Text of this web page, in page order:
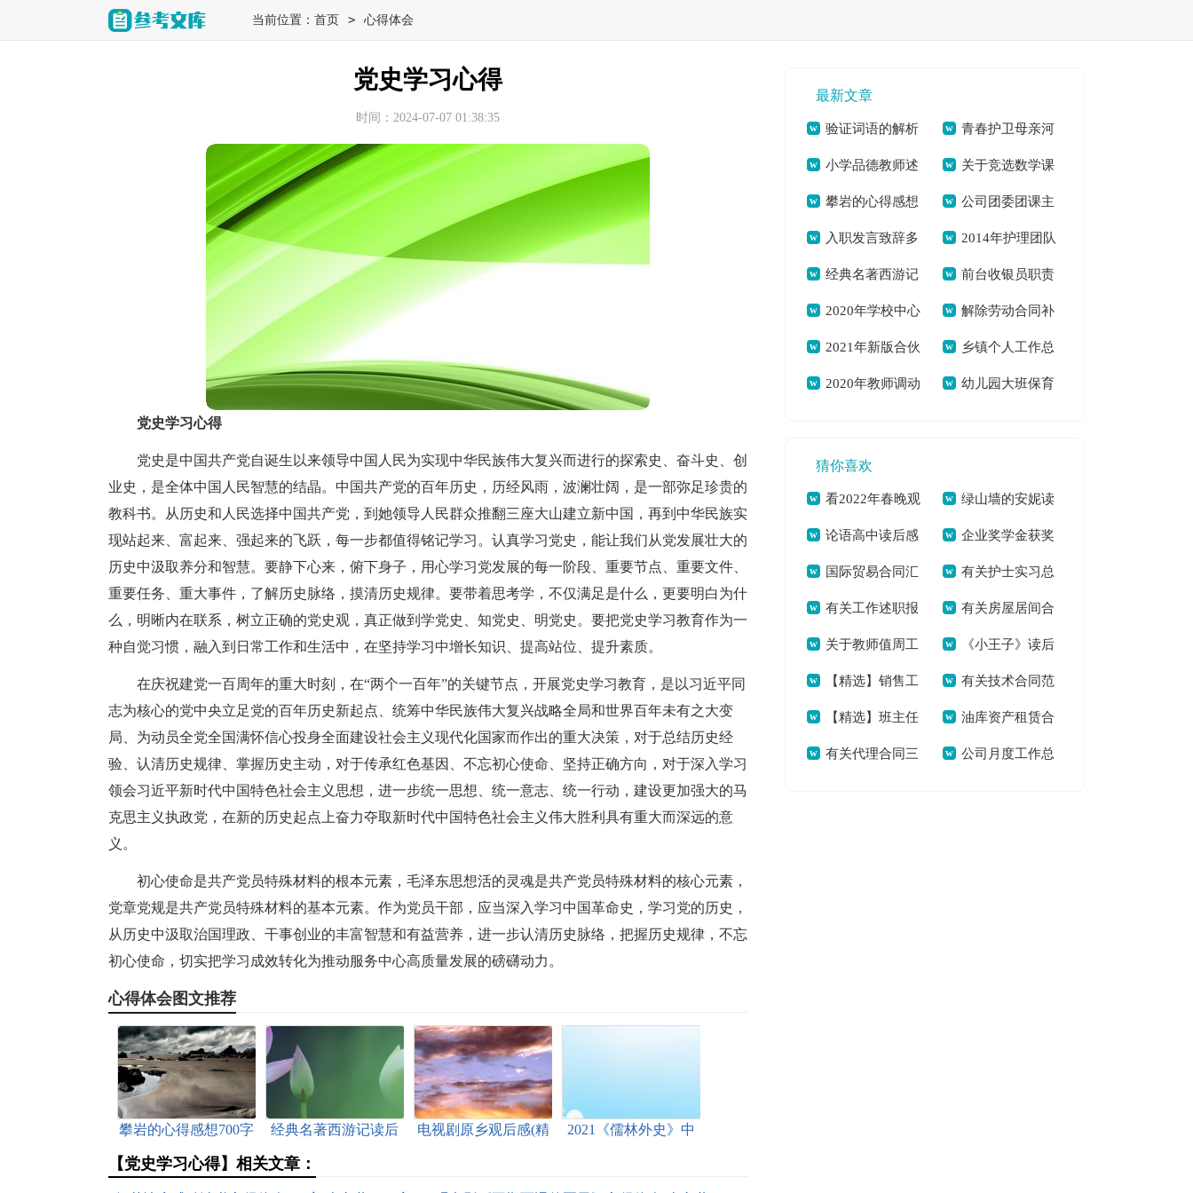
当前位置： 首页 > 心得体会
党史学习心得
时间：2024-07-07 01:38:35
党史学习心得
党史是中国共产党自诞生以来领导中国人民为实现中华民族伟大复兴而进行的探索史、奋斗史、创
业史，是全体中国人民智慧的结晶。中国共产党的百年历史，历经风雨，波澜壮阔，是一部弥足珍贵的
教科书。从历史和人民选择中国共产党，到她领导人民群众推翻三座大山建立新中国，再到中华民族实
现站起来、富起来、强起来的飞跃，每一步都值得铭记学习。认真学习党史，能让我们从党发展壮大的
历史中汲取养分和智慧。要静下心来，俯下身子，用心学习党发展的每一阶段、重要节点、重要文件、
重要任务、重大事件，了解历史脉络，摸清历史规律。要带着思考学，不仅满足是什么，更要明白为什
么，明晰内在联系，树立正确的党史观，真正做到学党史、知党史、明党史。要把党史学习教育作为一
种自觉习惯，融入到日常工作和生活中，在坚持学习中增长知识、提高站位、提升素质。
在庆祝建党一百周年的重大时刻，在“两个一百年”的关键节点，开展党史学习教育，是以习近平同
志为核心的党中央立足党的百年历史新起点、统筹中华民族伟大复兴战略全局和世界百年未有之大变
局、为动员全党全国满怀信心投身全面建设社会主义现代化国家而作出的重大决策，对于总结历史经
验、认清历史规律、掌握历史主动，对于传承红色基因、不忘初心使命、坚持正确方向，对于深入学习
领会习近平新时代中国特色社会主义思想，进一步统一思想、统一意志、统一行动，建设更加强大的马
克思主义执政党，在新的历史起点上奋力夺取新时代中国特色社会主义伟大胜利具有重大而深远的意
义。
初心使命是共产党员特殊材料的根本元素，毛泽东思想活的灵魂是共产党员特殊材料的核心元素，
党章党规是共产党员特殊材料的基本元素。作为党员干部，应当深入学习中国革命史，学习党的历史，
从历史中汲取治国理政、干事创业的丰富智慧和有益营养，进一步认清历史脉络，把握历史规律，不忘
初心使命，切实把学习成效转化为推动服务中心高质量发展的磅礴动力。
心得体会图文推荐
攀岩的心得感想700字
经典名著西游记读后
电视剧原乡观后感(精
2021《儒林外史》中
【党史学习心得】相关文章：
最新文章
验证词语的解析
及近义词[本文共995
字]
青春护卫母亲河
争当河小禹[本文共
764字]
小学品德教师述
职[本文共4621字]
关于竞选数学课
代表发言稿[本文共
1768字]
攀岩的心得感想
700字[本文共3026
字]
公司团委团课主
题活动简报[本文共
335字]
入职发言致辞多
篇[本文共3945字]
2014年护理团队
工作总结[本文共
5551字]
经典名著西游记
读后感怎么写[本文
共2994字]
前台收银员职责
及要求[本文共1020
字]
2020年学校中心
组理论学习总结[本
文共2045字]
解除劳动合同补
偿金[本文共7581字]
2021年新版合伙
经营合同[本文共
乡镇个人工作总
结[本文共5833字]
2020年教师调动
字]
幼儿园大班保育
共6112字]
猜你喜欢
看2022年春晚观
后感600字作文素材
[本文共5075字]
绿山墙的安妮读
后感六年级学生[本
文共3655字]
论语高中读后感
合辑[本文共4314字]
企业奖学金获奖
学生发言稿[本文共
854字]
国际贸易合同汇
总6篇[本文共6054
字]
有关护士实习总
结集合八篇[本文共
7326字]
有关工作述职报
告模板集锦6篇[本文
共7930字]
有关房屋居间合
同集锦6篇[本文共
7048字]
关于教师值周工
作总结集锦十篇[本
文共8515字]
《小王子》读后
感（共3篇）[本文共
1284字]
【精选】销售工
作总结集合五篇[本
文共6783字]
有关技术合同范
文汇编10篇[本文共
18658字]
【精选】班主任
年级工作总结模板合
油库资产租赁合
同[本文共2769字]
有关代理合同三 公司月度工作总